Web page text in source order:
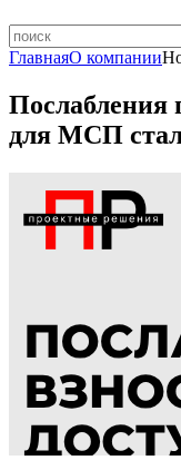
ГлавнаяО компании
Послабления
для МСП